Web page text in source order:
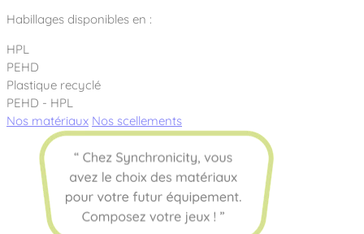
Habillages disponibles en :
HPL
PEHD
Plastique recyclé
PEHD - HPL
Nos matériaux Nos scellements